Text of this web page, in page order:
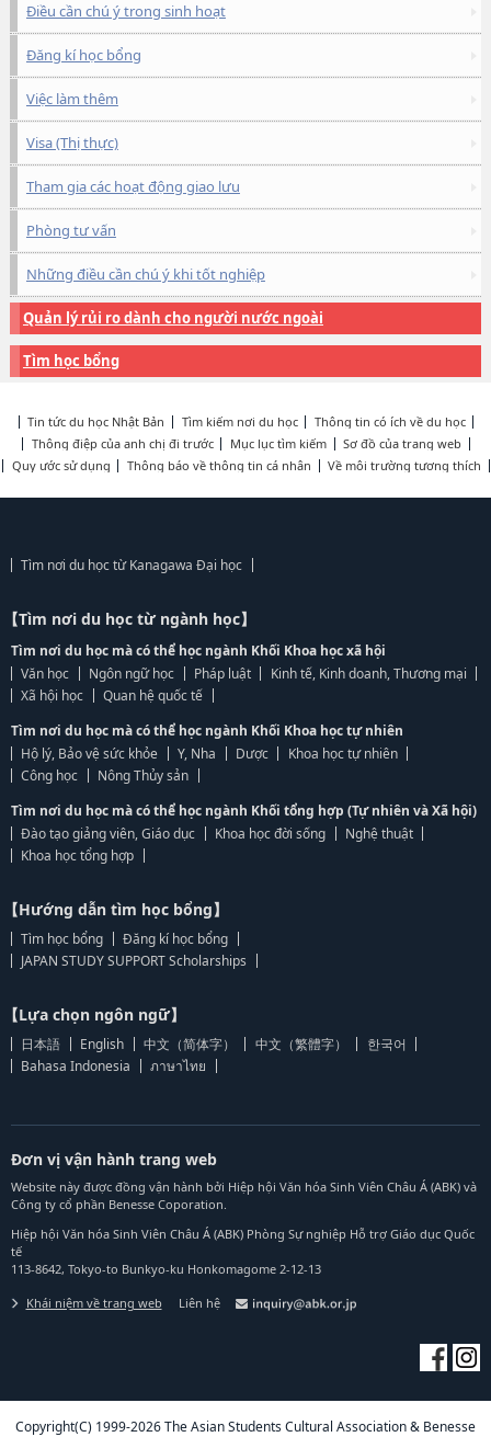
Điều cần chú ý trong sinh hoạt
Đăng kí học bổng
Việc làm thêm
Visa (Thị thực)
Tham gia các hoạt động giao lưu
Phòng tư vấn
Những điều cần chú ý khi tốt nghiệp
Quản lý rủi ro dành cho người nước ngoài
Tìm học bổng
Tin tức du học Nhật Bản Tìm kiếm nơi du học
Thông tin có ích về du học
Thông điệp của anh chị đi trước
Mục lục tìm kiếm
Sơ đồ của trang web
Quy ước sử dụng
Thông báo về thông tin cá nhân Về môi trường tương thích
Tìm nơi du học từ Kanagawa Đại học
【Tìm nơi du học từ ngành học】
Tìm nơi du học mà có thể học ngành Khối Khoa học xã hội
Văn học
Ngôn ngữ học Pháp luật
Kinh tế, Kinh doanh, Thương mại
Xã hội học
Quan hệ quốc tế
Tìm nơi du học mà có thể học ngành Khối Khoa học tự nhiên
Hộ lý, Bảo vệ sức khỏe
Y, Nha Dược
Khoa học tự nhiên
Công học
Nông Thủy sản
Tìm nơi du học mà có thể học ngành Khối tổng hợp (Tự nhiên và Xã hội)
Đào tạo giảng viên, Giáo dục
Khoa học đời sống
Nghệ thuật
Khoa học tổng hợp
【Hướng dẫn tìm học bổng】
Tìm học bổng
Đăng kí học bổng
JAPAN STUDY SUPPORT Scholarships
【Lựa chọn ngôn ngữ】
日本語 English 中文（简体字） 中文（繁體字）
한국어
Bahasa Indonesia
ภาษาไทย
Đơn vị vận hành trang web
Website này được đồng vận hành bởi Hiệp hội Văn hóa Sinh Viên Châu Á (ABK) và
Công ty cổ phần Benesse Coporation.
Hiệp hội Văn hóa Sinh Viên Châu Á (ABK) Phòng Sự nghiệp Hỗ trợ Giáo dục Quốc
tế
113-8642, Tokyo-to Bunkyo-ku Honkomagome 2-12-13
Khái niệm về trang web Liên hệ
Copyright(C) 1999-2026 The Asian Students Cultural Association & Benesse